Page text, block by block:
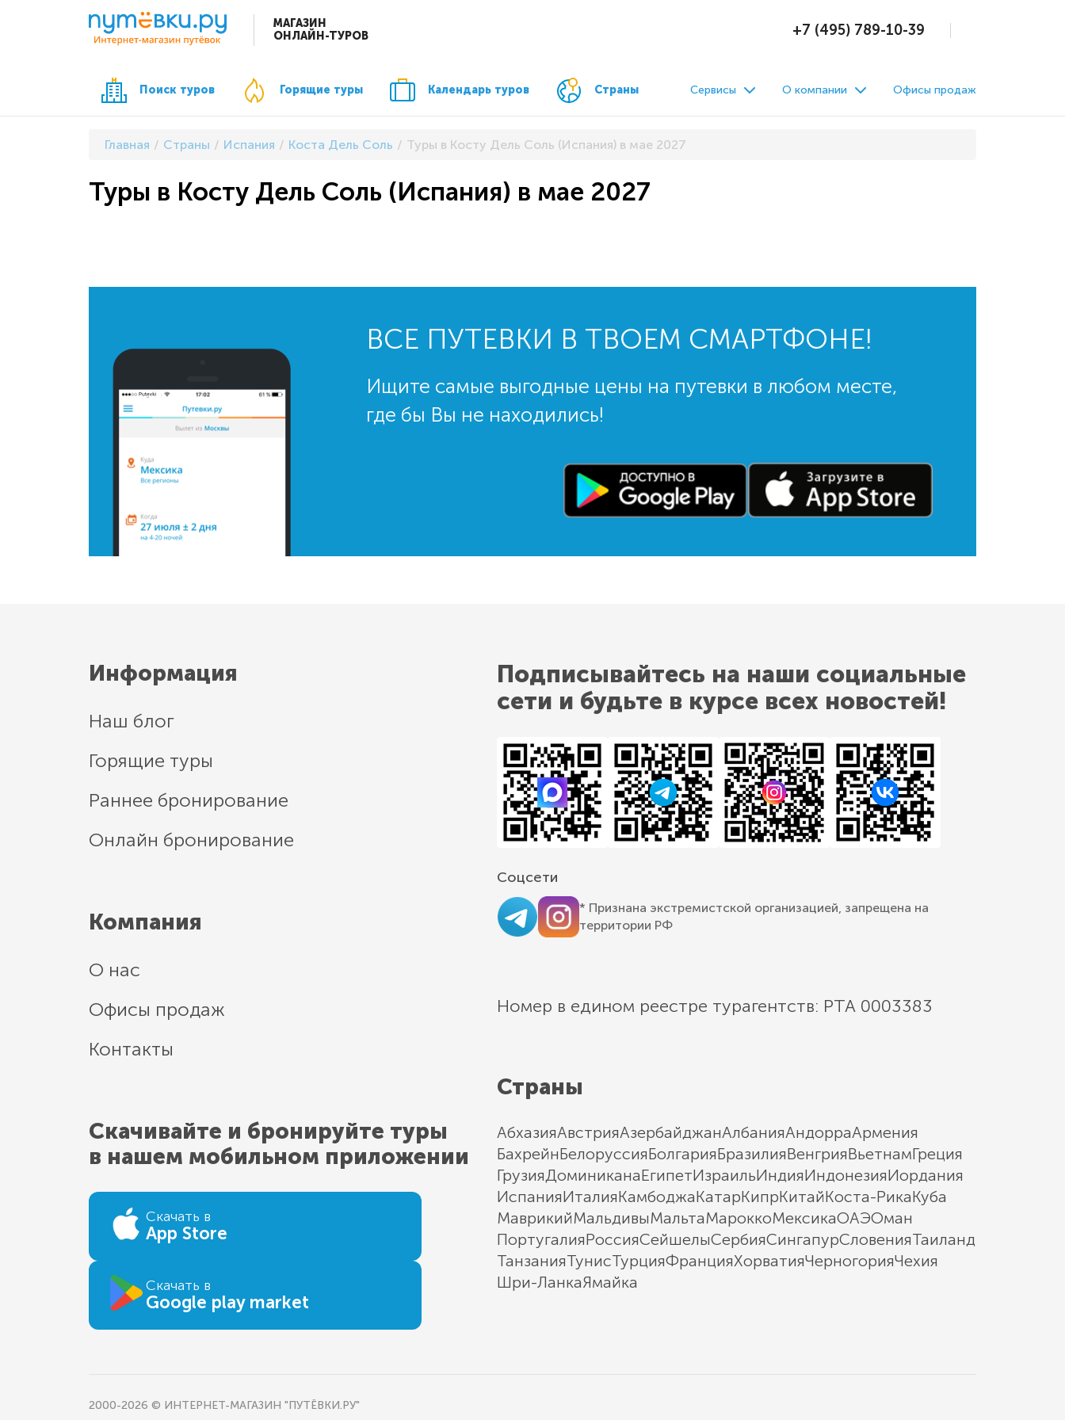
МАГАЗИН
ОНЛАЙН-ТУРОВ
+7 (495) 789-10-39
Поиск туров Горящие туры Календарь туров Страны Сервисы О компании Офисы продаж
Главная Страны Испания Коста Дель Соль Туры в Косту Дель Соль (Испания) в мае 2027
Туры в Косту Дель Соль (Испания) в мае 2027
ВСЕ ПУТЕВКИ В ТВОЕМ СМАРТФОНЕ!
Ищите самые выгодные цены на путевки в любом месте,
где бы Вы не находились!
Информация
Наш блог
Горящие туры
Раннее бронирование
Онлайн бронирование
Компания
О нас
Офисы продаж
Контакты
Скачивайте и бронируйте туры
в нашем мобильном приложении
Скачать в
App Store
Скачать в
Google play market
Подписывайтесь на наши социальные
сети и будьте в курсе всех новостей!
Соцсети
* Признана экстремистской организацией, запрещена на
территории РФ
Номер в едином реестре турагентств: РТА 0003383
Страны
АбхазияАвстрияАзербайджанАлбанияАндорраАрмения
БахрейнБелоруссияБолгарияБразилияВенгрияВьетнамГреция
ГрузияДоминиканаЕгипетИзраильИндияИндонезияИордания
ИспанияИталияКамбоджаКатарКипрКитайКоста-РикаКуба
МаврикийМальдивыМальтаМароккоМексикаОАЭОман
ПортугалияРоссияСейшелыСербияСингапурСловенияТаиланд
ТанзанияТунисТурцияФранцияХорватияЧерногорияЧехия
Шри-ЛанкаЯмайка
2000-2026 © ИНТЕРНЕТ-МАГАЗИН "ПУТЁВКИ.РУ"